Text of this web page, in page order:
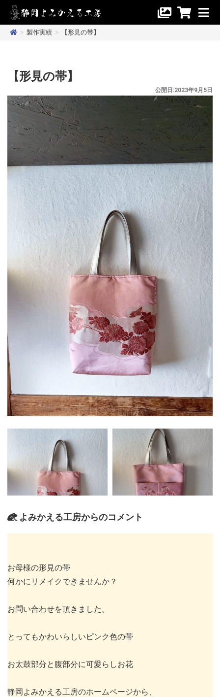
> 製作実績 > 【形見の帯】
【形見の帯】
公開日:2023年9月5日
よみかえる工房からのコメント
お母様の形見の帯
何かにリメイクできませんか？
お問い合わせを頂きました。
とってもかわいらしいピンク色の帯
お太鼓部分と腹部分に可愛らしお花
静岡よみかえる工房のホームページから、